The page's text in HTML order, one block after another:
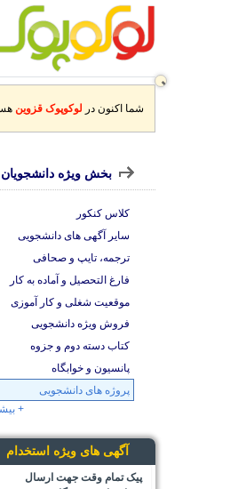
شما اکنون در لوکوپوک قزوین
بخش ویژه دانشجویان
کلاس کنکور
سایر آگهی های دانشجویی
ترجمه، تایپ و صحافی
فارغ التحصیل و آماده به کار
موقعیت شغلی و کار آموزی
فروش ویژه دانشجویی
کتاب دسته دوم و جزوه
پانسیون و خوابگاه
پروژه های دانشجویی
+
آگهی های ویژه استخدام
پیک تمام وقت جهت ارسال